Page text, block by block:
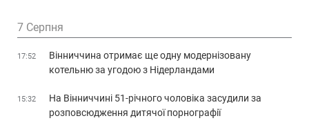
7 Серпня
17:52
Вінниччина отримає ще одну модернізовану
котельню за угодою з Нідерландами
15:32
На Вінниччині 51-річного чоловіка засудили за
розповсюдження дитячої порнографії